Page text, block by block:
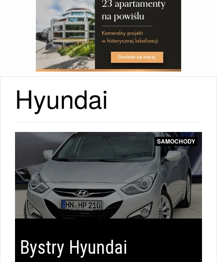
Hyundai
SAMOCHODY
Bystry Hyundai